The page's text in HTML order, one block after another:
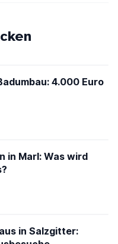
4.000 Euro
in Marl: Was wird
in Salzgitter: